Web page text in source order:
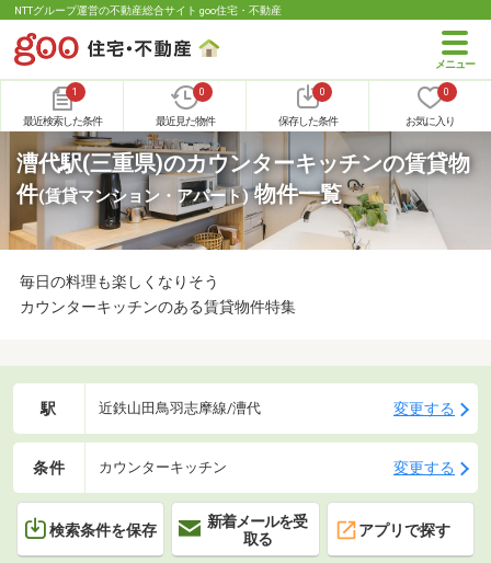
NTTグループ運営の不動産総合サイト goo住宅・不動産
1
最近検索した条件
0
最近見た物件
0
保存した条件
0
お気に入り
漕代駅(三重県)のカウンターキッチンの賃貸物
件(賃貸マンション・アパート)物件一覧
毎日の料理も楽しくなりそう
カウンターキッチンのある賃貸物件特集
駅 近鉄山田鳥羽志摩線/漕代 変更する
条件 カウンターキッチン 変更する
検索条件を保存
新着メールを受
取る
アプリで探す